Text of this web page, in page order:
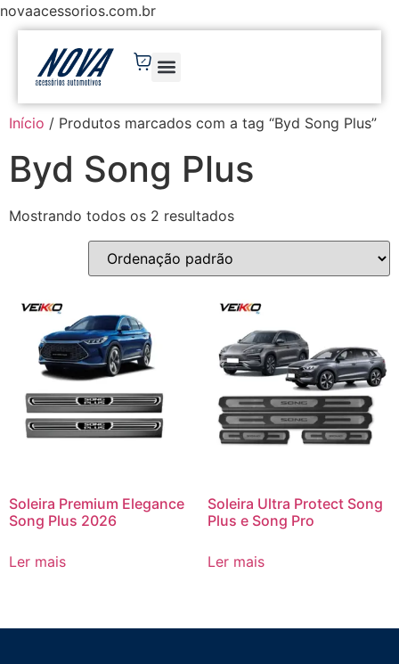
novaacessorios.com.br
Início / Produtos marcados com a tag “Byd Song Plus”
Byd Song Plus
Mostrando todos os 2 resultados
Soleira Premium Elegance
Song Plus 2026
Ler mais
Soleira Ultra Protect Song
Plus e Song Pro
Ler mais